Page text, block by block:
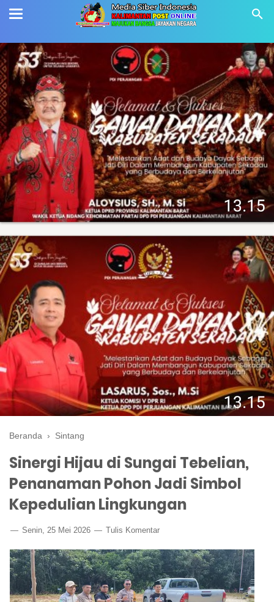
Beranda › Sintang
Sinergi Hijau di Sungai Tebelian,
Penanaman Pohon Jadi Simbol
Kepedulian Lingkungan
Senin, 25 Mei 2026 Tulis Komentar